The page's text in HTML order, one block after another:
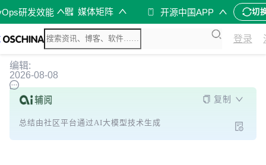
研发效能 媒体矩阵 开源中国APP 切
登录
编辑:
2026-08-08
复制
总结由社区平台通过AI大模型技术生成